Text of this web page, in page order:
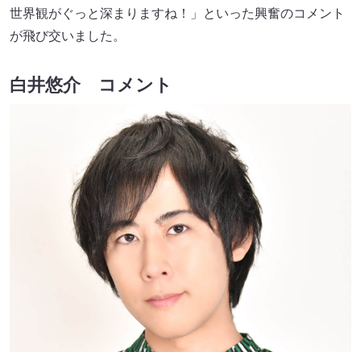
世界観がぐっと深まりますね！」といった興奮のコメント
が飛び交いました。
白井悠介 コメント